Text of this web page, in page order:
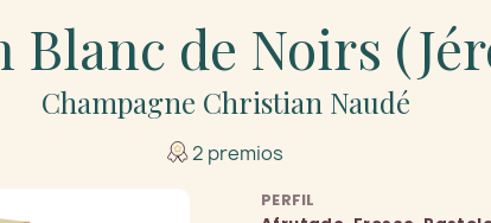
de Noirs
Champagne Christian Naudé
2 premios
PERFIL